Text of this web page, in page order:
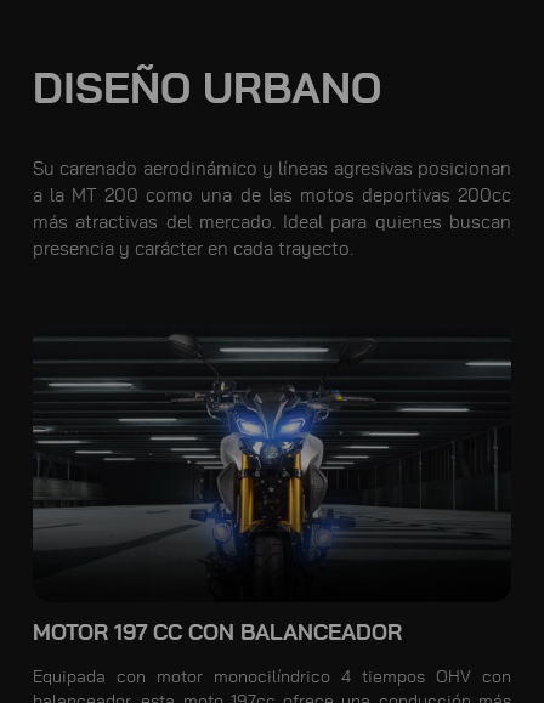
DISEÑO URBANO
Su carenado aerodinámico y líneas agresivas posicionan
a la MT 200 como una de las motos deportivas 200cc
más atractivas del mercado. Ideal para quienes buscan
presencia y carácter en cada trayecto.
MOTOR 197 CC CON BALANCEADOR
Equipada con motor monocilíndrico 4 tiempos OHV con